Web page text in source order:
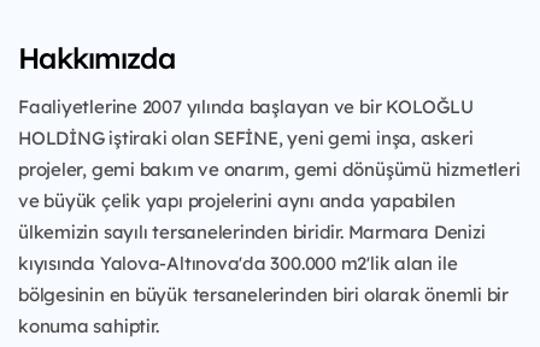
Hakkımızda
Faaliyetlerine 2007 yılında başlayan ve bir KOLOĞLU
HOLDİNG iştiraki olan SEFİNE, yeni gemi inşa, askeri
projeler, gemi bakım ve onarım, gemi dönüşümü hizmetleri
ve büyük çelik yapı projelerini aynı anda yapabilen
ülkemizin sayılı tersanelerinden biridir. Marmara Denizi
kıyısında Yalova-Altınova'da 300.000 m2'lik alan ile
bölgesinin en büyük tersanelerinden biri olarak önemli bir
konuma sahiptir.